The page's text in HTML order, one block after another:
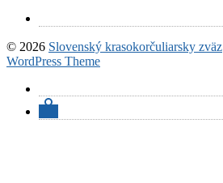
© 2026 Slovenský krasokorčuliarsky zväz
WordPress Theme